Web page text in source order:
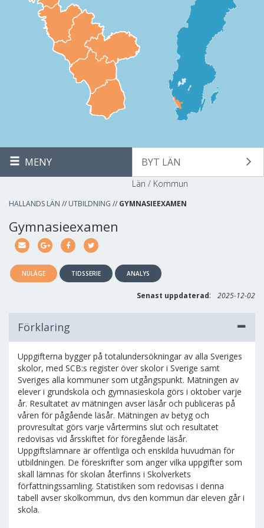
MENY BYT LÄN
Län / Kommun
HALLANDS LÄN // UTBILDNING // GYMNASIEEXAMEN
Gymnasieexamen
NULÄGE TIDSSERIE ANALYS
Senast uppdaterad: 2025-12-02
Förklaring
Uppgifterna bygger på totalundersökningar av alla Sveriges
skolor, med SCB:s register över skolor i Sverige samt
Sveriges alla kommuner som utgångspunkt. Mätningen av
elever i grundskola och gymnasieskola görs i oktober varje
år. Resultatet av mätningen avser läsår och publiceras på
våren för pågående läsår. Mätningen av betyg och
provresultat görs varje vårtermins slut och resultatet
redovisas vid årsskiftet för föregående läsår.
Uppgiftslämnare är offentliga och enskilda huvudmän för
utbildningen. De föreskrifter som anger vilka uppgifter som
skall lämnas för skolan återfinns i Skolverkets
författningssamling. Statistiken som redovisas i denna
tabell avser skolkommun, dvs den kommun där eleven går i
skola.